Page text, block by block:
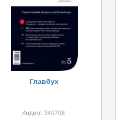
Главбух
Индекс Э40708